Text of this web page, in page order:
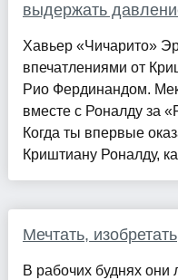
выдержать
Хавьер «Чичарито»
впечатлениями от
Рио Фердинандом.
вместе с Роналду за
Когда ты впервые
Криштиану Роналду,
Мечтать,
В рабочих буднях они